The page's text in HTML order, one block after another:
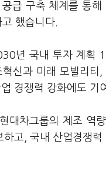
급 구축 체계를 통
했습니다.
년 국내 투자 계획
신과 미래 모빌리티
경쟁력 강화에도 기
대차그룹의 제조 역
고, 국내 산업경쟁